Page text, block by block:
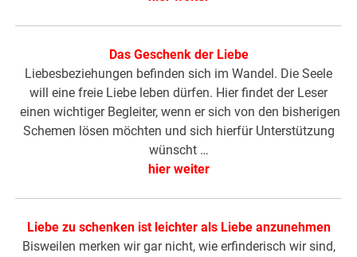
Das Geschenk der Liebe
Liebesbeziehungen befinden sich im Wandel. Die Seele
will eine freie Liebe leben dürfen. Hier findet der Leser
einen wichtiger Begleiter, wenn er sich von den bisherigen
Schemen lösen möchten und sich hierfür Unterstützung
wünscht …
hier weiter
Liebe zu schenken ist leichter als Liebe anzunehmen
Bisweilen merken wir gar nicht, wie erfinderisch wir sind,